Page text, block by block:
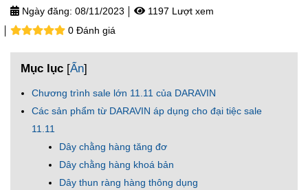
Ngày đăng: 08/11/2023
1197 Lượt xem
0 Đánh giá
Mục lục [Ẩn]
Chương trình sale lớn 11.11 của DARAVIN
Các sản phẩm từ DARAVIN áp dụng cho đại tiệc sale
11.11
Dây chằng hàng tăng đơ
Dây chằng hàng khoá bản
Dây thun ràng hàng thông dụng